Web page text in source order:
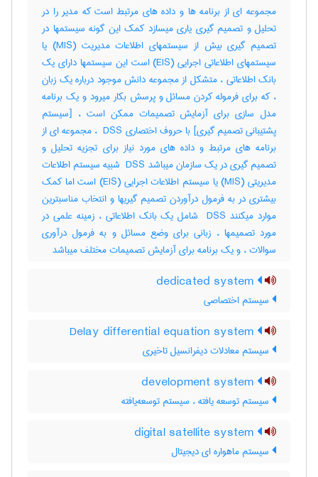
مجموعه ای از برنامه ها و داده های مرتبط است که مدیر را در
تحلیل و تصمیم گیری یاری میسازد کمک این گونه سیستمها در
تصمیم گیری بیش از سیستمهای اطلاعات مدیریت (MIS) یا
سیستمهای اطلاعاتی اجرایی (EIS) است این سیستمها دارای یک
بانک اطلاعاتی ، متشکل از مجموعه دانش موجود درباره یک زبان
، که برای فرموله کردن مسائل و پرسش بکار میرود و یک برنامه
مدل سازی برای آزمایش تصمیمات ممکن است ، [سیستم
پشتیبانی تصمیم گیری] با حروف اختصاری ‎ DSS ، مجموعه ای از
برنامه های مرتبط و داده های مورد نیاز برای تجزیه تحلیل و
تصمیم گیری در یک سازمان میباشد ‎ DSS شبیه سیستم اطلاعات
مدیریتی (‎MIS) یا سیستم اطلاعات اجرایی (‎EIS) است اما کمک
بیشتری در به فرمول درآوردن تصمیم گیریها و انتخاب مناسبترین
موارد میکنند ‎ DSS شامل یک بانک اطلاعاتی ، زمینه علمی در
مورد تصمیمها ، زبانی برای وضع مسائل و به فرمول درآوری
سوالات ، و یک برنامه برای آزمایش تصمیمات مختلف میباشد
سیستم اختصاصی
سیستم معادلات دیفرانسیل تاخیری
سیستم توسعه یافته ، سیستم توسعه‌یافته
سیستم ماهواره ای دیجیتال